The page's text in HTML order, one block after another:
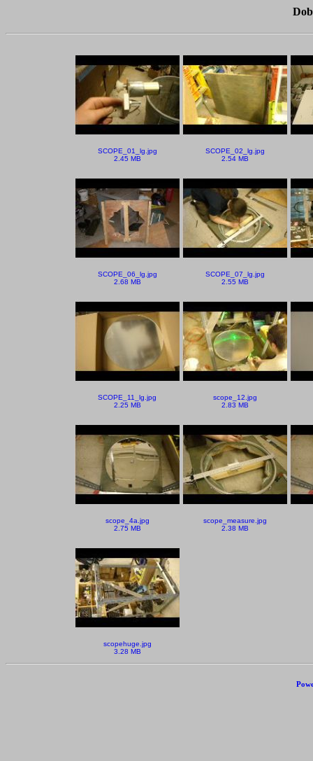
SCOPE_01_lg.jpg
2.45 MB
SCOPE_02_lg.jpg
2.54 MB
SCOPE_06_lg.jpg
2.68 MB
SCOPE_07_lg.jpg
2.55 MB
SCOPE_11_lg.jpg
2.25 MB
scope_12.jpg
2.83 MB
scope_4a.jpg
2.75 MB
scope_measure.jpg
2.38 MB
scopehuge.jpg
3.28 MB